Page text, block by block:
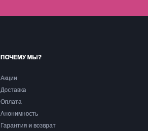
ПОЧЕМУ МЫ?
Акции
Доставка
Оплата
Анонимность
Гарантия и возврат